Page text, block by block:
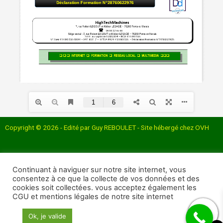
Copyright © 2026 - Edité par Guy REBOULET - Site hébergé chez OVH
Mentions Légales et Politique de confidentialité
Conditions générales de ventes
Continuant à naviguer sur notre site internet, vous
consentez à ce que la collecte de vos données et des
cookies soit collectées. vous acceptez également les
CGU et mentions légales de notre site internet
Ok, je valide